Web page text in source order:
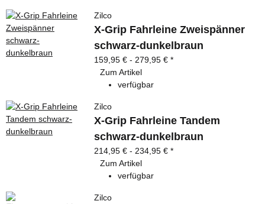
Zilco
X-Grip Fahrleine Zweispänner
schwarz-dunkelbraun
159,95 € - 279,95 €*
Zum Artikel
verfügbar
Zilco
X-Grip Fahrleine Tandem
schwarz-dunkelbraun
214,95 € - 234,95 €*
Zum Artikel
verfügbar
Zilco